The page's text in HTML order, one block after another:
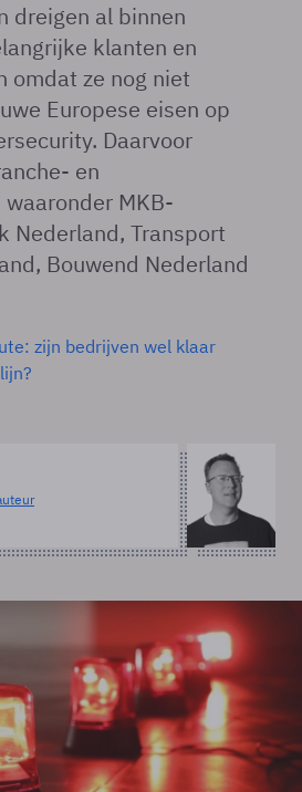
dreigen al binnen
klanten en
omdat ze nog niet
Europese eisen op
Daarvoor
en
MKB-
Nederland, Transport
Bouwend Nederland
zijn bedrijven wel klaar